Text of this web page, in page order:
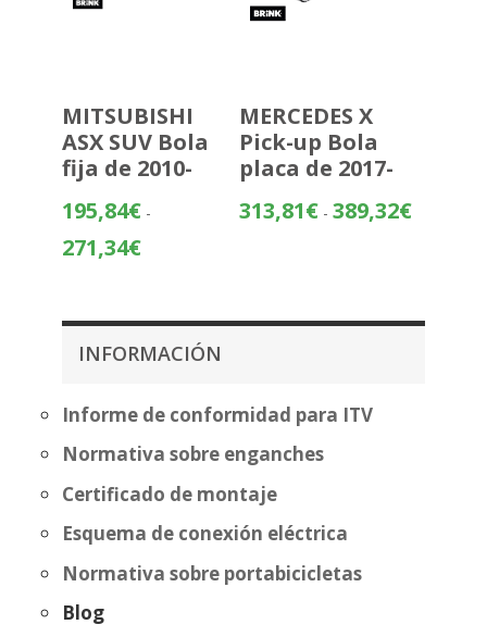
MITSUBISHI
ASX SUV Bola
fija de 2010-
195,84€ -
271,34€Rango
desde
hasta
MERCEDES X
Pick-up Bola
placa de 2017-
313,81€ - 389,32€Rango
hasta
INFORMACIÓN
Informe de conformidad para ITV
Normativa sobre enganches
Certificado de montaje
Esquema de conexión eléctrica
Normativa sobre portabicicletas
Blog